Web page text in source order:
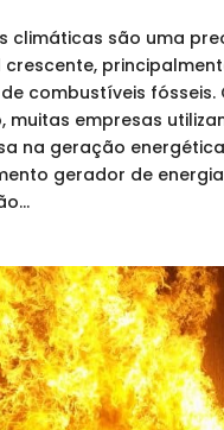
climáticas são uma
crescente,
combustíveis
muitas empresas
na geração
gerador de